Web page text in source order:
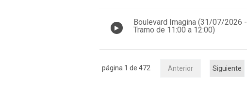
Boulevard Imagina (31/07/2026 -
Tramo de 11:00 a 12:00)
Anterior Siguiente
página 1 de 472